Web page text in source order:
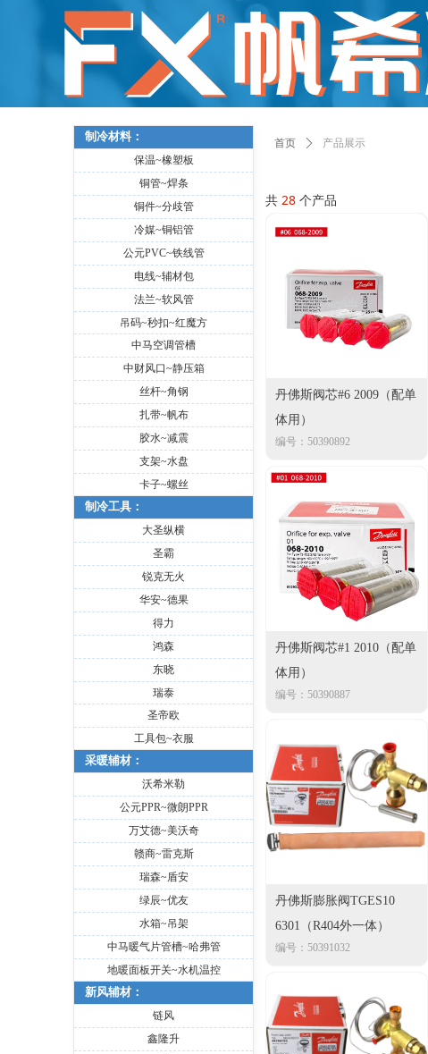
共 28 个产品
丹佛斯阀芯#6 2009（配单
体用）
编号：50390892
丹佛斯阀芯#1 2010（配单
体用）
编号：50390887
丹佛斯膨胀阀TGES10
6301（R404外一体）
编号：50391032
制冷材料：
保温~橡塑板
铜管~焊条
铜件~分歧管
冷媒~铜铝管
公元PVC~铁线管
电线~辅材包
法兰~软风管
吊码~秒扣~红魔方
中马空调管槽
中财风口~静压箱
丝杆~角钢
扎带~帆布
胶水~减震
支架~水盘
卡子~螺丝
制冷工具：
大圣纵横
圣霸
锐克无火
华安~德果
得力
鸿森
东晓
瑞泰
圣帝欧
工具包~衣服
采暖辅材：
沃希米勒
公元PPR~微朗PPR
万艾德~美沃奇
赣商~雷克斯
瑞森~盾安
绿辰~优友
水箱~吊架
中马暖气片管槽~哈弗管
地暖面板开关~水机温控
新风辅材：
链风
鑫隆升
首页 ꄲ 产品展示